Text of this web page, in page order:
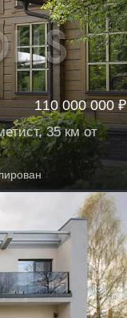
110 000 000 ₽
35 км от